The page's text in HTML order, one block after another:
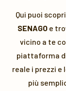
Qui puoi
SENAGO e
vicino a te
piattaforma
reale i prezzi
più